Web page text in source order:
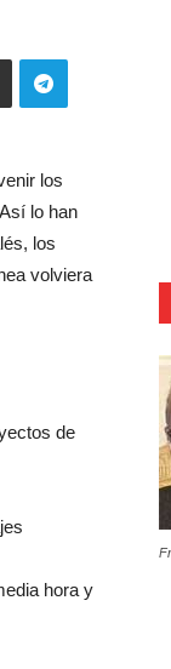
los
lo han
los
volviera
de
hora y